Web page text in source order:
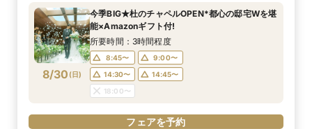
8/29(土)
8:45〜
9:00〜
14:30〜
14:45〜
18:00〜
フェアを予約
8/29(土)
8:45〜
9:00〜
14:30〜
14:45〜
18:00〜
フェアを予約
8/29(土)
8:45〜
9:00〜
14:30〜
14:45〜
18:00〜
フェアを予約
8/29(土)
8:45〜
9:00〜
14:30〜
14:45〜
18:00〜
フェアを予約
8/30 (日)
今季BIG★杜のチャペルOPEN*都心の邸宅Wを堪
能×Amazonギフト付!
所要時間：3時間程度
8:45〜
9:00〜
14:30〜
14:45〜
18:00〜
フェアを予約